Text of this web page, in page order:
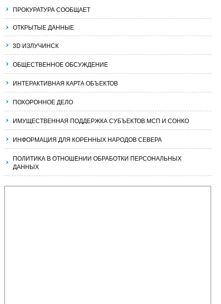
ПРОКУРАТУРА СООБЩАЕТ
ОТКРЫТЫЕ ДАННЫЕ
3D ИЗЛУЧИНСК
ОБЩЕСТВЕННОЕ ОБСУЖДЕНИЕ
ИНТЕРАКТИВНАЯ КАРТА ОБЪЕКТОВ
ПОХОРОННОЕ ДЕЛО
ИМУЩЕСТВЕННАЯ ПОДДЕРЖКА СУБЪЕКТОВ МСП И СОНКО
ИНФОРМАЦИЯ ДЛЯ КОРЕННЫХ НАРОДОВ СЕВЕРА
ПОЛИТИКА В ОТНОШЕНИИ ОБРАБОТКИ ПЕРСОНАЛЬНЫХ
ДАННЫХ